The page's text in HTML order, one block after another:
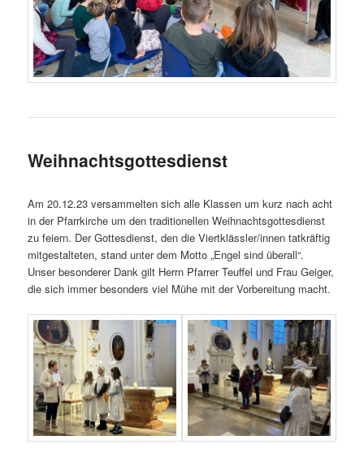
Weihnachtsgottesdienst
Am 20.12.23 versammelten sich alle Klassen um kurz nach acht
in der Pfarrkirche um den traditionellen Weihnachtsgottesdienst
zu feiern. Der Gottesdienst, den die Viertklässler/innen tatkräftig
mitgestalteten, stand unter dem Motto „Engel sind überall“.
Unser besonderer Dank gilt Herrn Pfarrer Teuffel und Frau Geiger,
die sich immer besonders viel Mühe mit der Vorbereitung macht.